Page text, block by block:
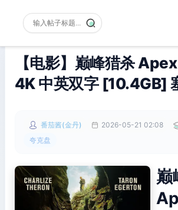
【电影】巅峰猎杀
4K 中英双字 [10.4GB]
番茄酱(金丹) 2026-05-21 02:08
夸克盘
巅